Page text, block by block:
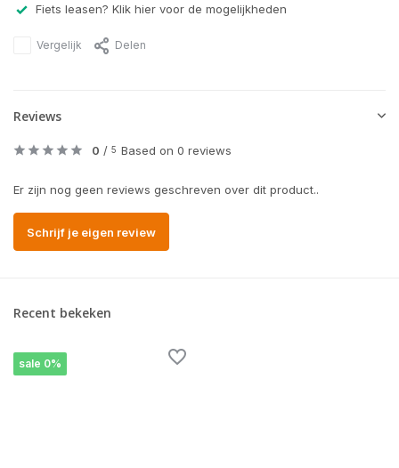
Fiets leasen? Klik hier voor de mogelijkheden
Vergelijk Delen
Reviews
0 / 5 Based on 0 reviews
Er zijn nog geen reviews geschreven over dit product..
Schrijf je eigen review
Recent bekeken
sale 0%